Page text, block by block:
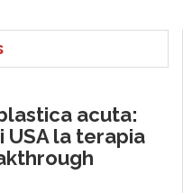
acuta:
la terapia